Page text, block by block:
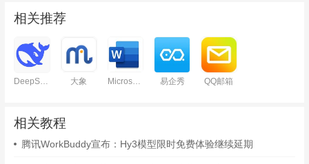
相关推荐
DeepSeek 大象 Microsoft Word 易企秀 QQ邮箱
相关教程
腾讯WorkBuddy宣布：Hy3模型限时免费体验继续延期